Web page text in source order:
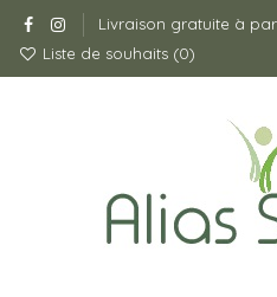
Livraison gratuite à
Liste de souhaits (0)